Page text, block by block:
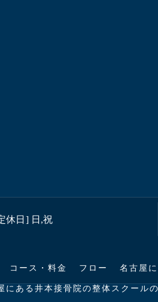
休日] 日,祝
コース・料金 フロー 名古屋
にある井本接骨院の整体スクール